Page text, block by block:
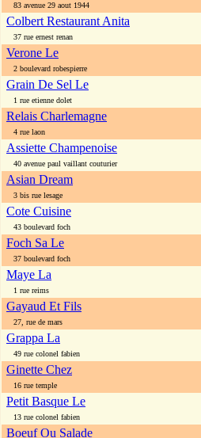
83 avenue 29 aout 1944
Colbert Restaurant Anita
37 rue ernest renan
Verone Le
2 boulevard robespierre
Grain De Sel Le
1 rue etienne dolet
Relais Charlemagne
4 rue laon
Assiette Champenoise
40 avenue paul vaillant couturier
Asian Dream
3 bis rue lesage
Cote Cuisine
43 boulevard foch
Foch Sa Le
37 boulevard foch
Maye La
1 rue reims
Gayaud Et Fils
27, rue de mars
Grappa La
49 rue colonel fabien
Ginette Chez
16 rue temple
Petit Basque Le
13 rue colonel fabien
Boeuf Ou Salade